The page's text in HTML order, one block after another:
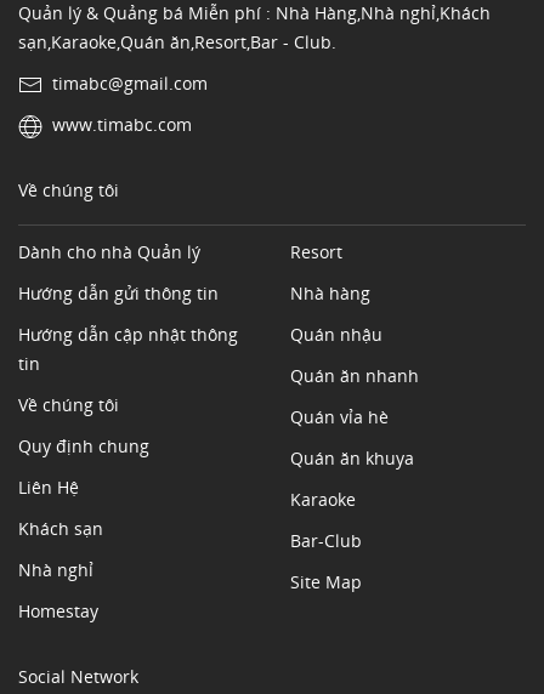
Quản lý & Quảng bá Miễn phí : Nhà Hàng,Nhà nghỉ,Khách
sạn,Karaoke,Quán ăn,Resort,Bar - Club.
timabc@gmail.com
www.timabc.com
Về chúng tôi
Dành cho nhà Quản lý
Hướng dẫn gửi thông tin
Hướng dẫn cập nhật thông
tin
Về chúng tôi
Quy định chung
Liên Hệ
Khách sạn
Nhà nghỉ
Homestay
Resort
Nhà hàng
Quán nhậu
Quán ăn nhanh
Quán vỉa hè
Quán ăn khuya
Karaoke
Bar-Club
Site Map
Social Network